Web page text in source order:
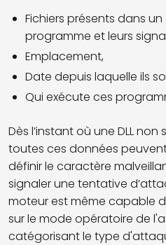
Fichiers présents dans
programme et leurs
Emplacement,
Date depuis laquelle ils
Qui exécute ces
Dès l’instant où une DLL
toutes ces données
définir le caractère
signaler une tentative
moteur est même capable
sur le mode opératoire de
catégorisant le type